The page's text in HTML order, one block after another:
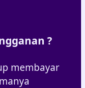
?
membayar